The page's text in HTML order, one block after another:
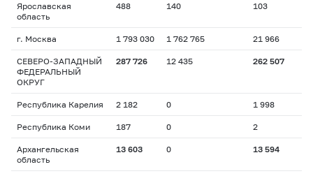
Ярославская
область
488 140 103
г. Москва 1 793 030 1 762 765 21 966
СЕВЕРО-ЗАПАДНЫЙ
ФЕДЕРАЛЬНЫЙ
ОКРУГ
287 726 12 435 262 507
Республика Карелия 2 182 0 1 998
Республика Коми 187 0 2
Архангельская
область
13 603 0 13 594